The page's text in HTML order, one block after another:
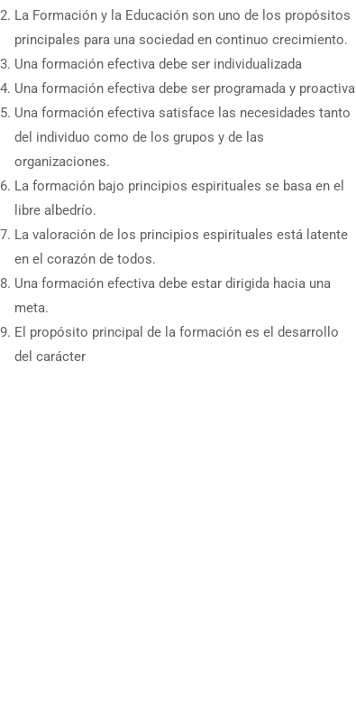
La Formación y la Educación son uno de los propósitos
principales para una sociedad en continuo crecimiento.
Una formación efectiva debe ser individualizada
Una formación efectiva debe ser programada y proactiva
Una formación efectiva satisface las necesidades tanto
del individuo como de los grupos y de las
organizaciones.
La formación bajo principios espirituales se basa en el
libre albedrío.
La valoración de los principios espirituales está latente
en el corazón de todos.
Una formación efectiva debe estar dirigida hacia una
meta.
El propósito principal de la formación es el desarrollo
del carácter